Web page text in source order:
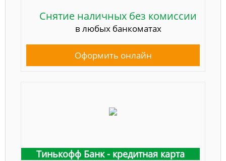
Снятие наличных без комиссии
в любых банкоматах
Оформить онлайн
Тинькофф Банк - кредитная карта